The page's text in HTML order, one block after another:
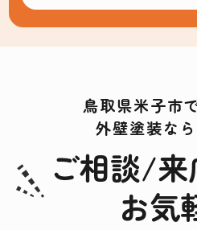
鳥取県米子市
外壁塗装な
ご相談/来
お気